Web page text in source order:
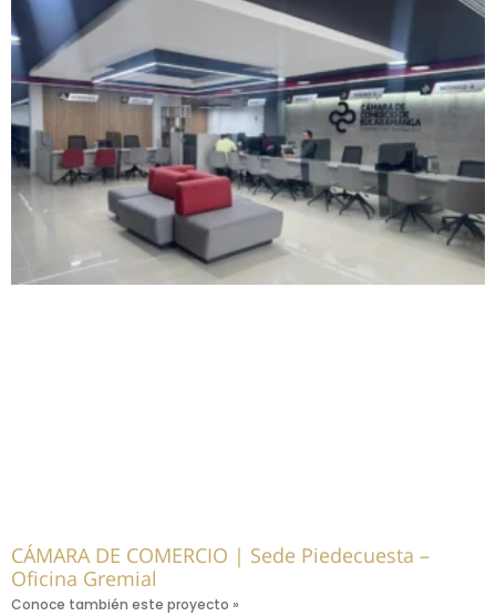
CÁMARA DE COMERCIO | Sede Piedecuesta –
Oficina Gremial
Conoce también este proyecto »